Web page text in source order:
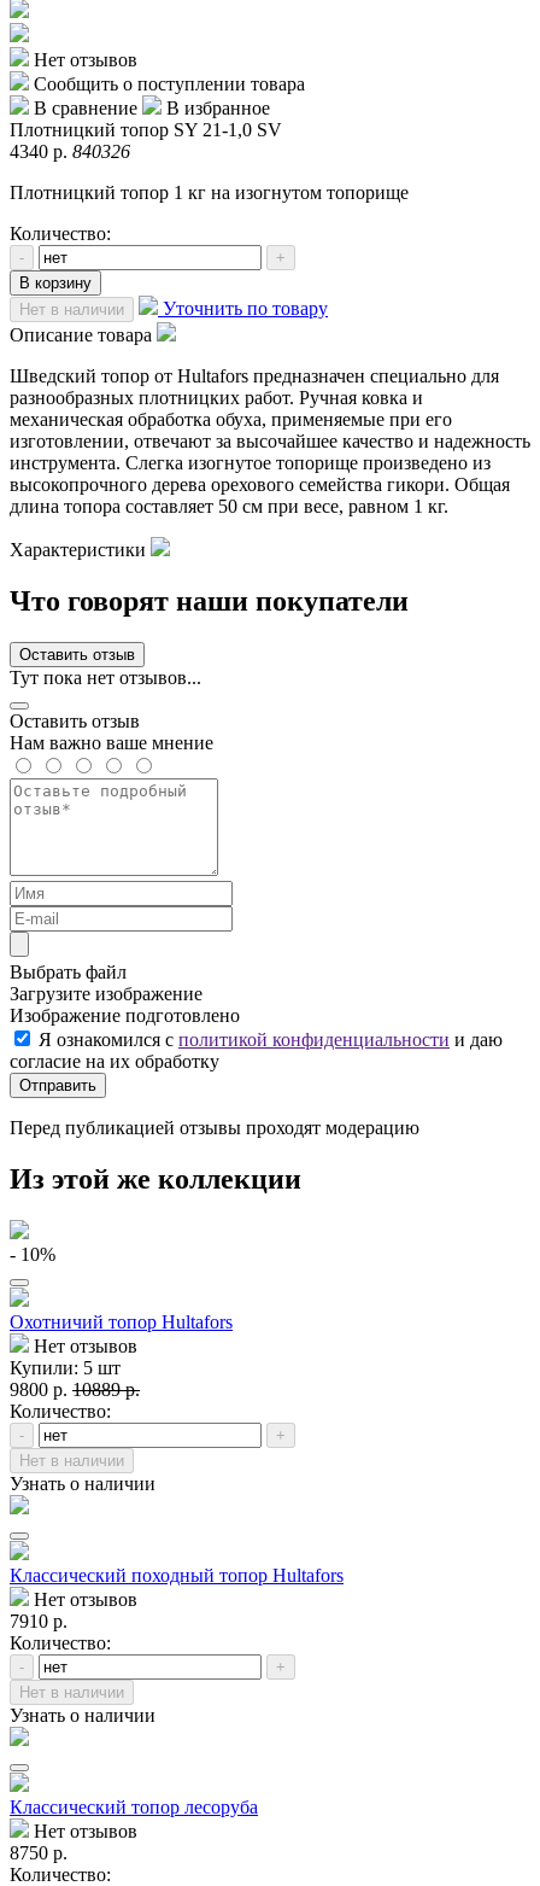
Нет отзывов
Сообщить о поступлении товара
В сравнение
В избранное
Плотницкий топор SY 21-1,0 SV
4340 р. 840326
Плотницкий топор 1 кг на изогнутом топорище
Количество:
-
+
В корзину
Нет в наличии
Уточнить по товару
Описание товара
Шведский топор от Hultafors предназначен специально для
разнообразных плотницких работ. Ручная ковка и
механическая обработка обуха, применяемые при его
изготовлении, отвечают за высочайшее качество и надежность
инструмента. Слегка изогнутое топорище произведено из
высокопрочного дерева орехового семейства гикори. Общая
длина топора составляет 50 см при весе, равном 1 кг.
Характеристики
Что говорят наши покупатели
Оставить отзыв
Тут пока нет отзывов...
Оставить отзыв
Нам важно ваше мнение
Выбрать файл
Загрузите изображение
Изображение подготовлено
Я ознакомился с политикой конфиденциальности и даю
согласие на их обработку
Отправить
Перед публикацией отзывы проходят модерацию
Из этой же коллекции
- 10%
Охотничий топор Hultafors
Нет отзывов
Купили: 5 шт
9800 р. 10889 р.
Количество:
-
+
Нет в наличии
Узнать о наличии
Классический походный топор Hultafors
Нет отзывов
7910 р.
Количество:
-
+
Нет в наличии
Узнать о наличии
Классический топор лесоруба
Нет отзывов
8750 р.
Количество: